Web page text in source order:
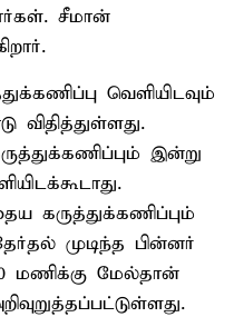
சீமான்
வெளியிடவும்
இன்று
கருத்துக்கணிப்பும்
முடிந்த பின்னர்
மணிக்கு மேல்தான்